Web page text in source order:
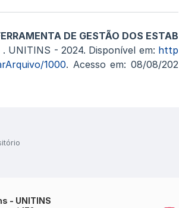
DE GESTÃO DOS ESTAB
. UNITINS - 2024. Disponível em: http
1000. Acesso em: 08/08/202
- UNITINS